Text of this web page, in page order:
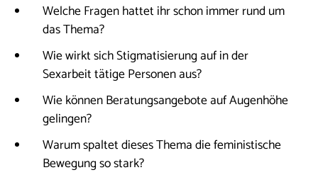
Welche Fragen hattet ihr schon immer rund um
das Thema?
Wie wirkt sich Stigmatisierung auf in der
Sexarbeit tätige Personen aus?
Wie können Beratungsangebote auf Augenhöhe
gelingen?
Warum spaltet dieses Thema die feministische
Bewegung so stark?